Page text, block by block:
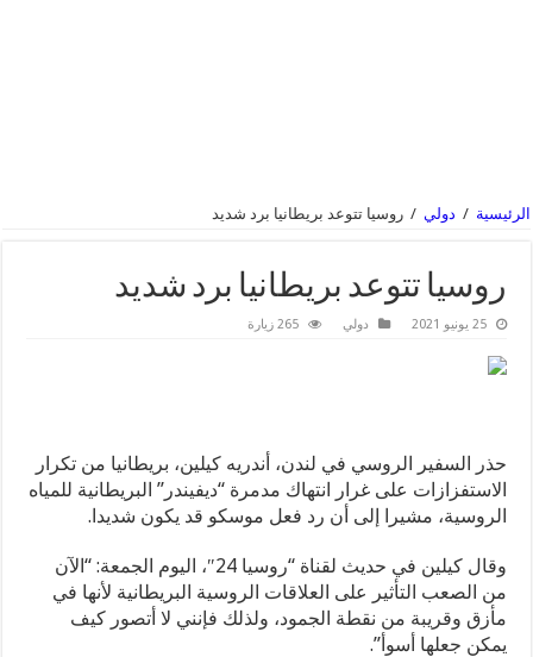
الرئيسية / دولي / روسيا تتوعد بريطانيا برد شديد
روسيا تتوعد بريطانيا برد شديد
25 يونيو 2021 دولي 265 زيارة
حذر السفير الروسي في لندن، أندريه كيلين، بريطانيا من تكرار
الاستفزازات على غرار انتهاك مدمرة “ديفيندر” البريطانية للمياه
الروسية، مشيرا إلى أن رد فعل موسكو قد يكون شديدا.
وقال كيلين في حديث لقناة “روسيا 24″، اليوم الجمعة: “الآن
من الصعب التأثير على العلاقات الروسية البريطانية لأنها في
مأزق وقريبة من نقطة الجمود، ولذلك فإنني لا أتصور كيف
يمكن جعلها أسوأ”.